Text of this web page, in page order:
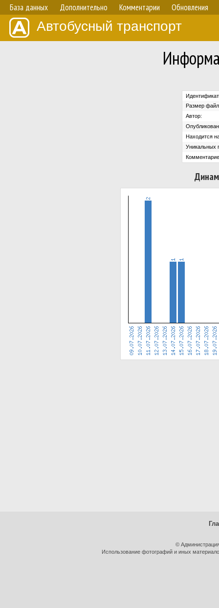
База данных Дополнительно Комментарии Обновления
Автобусный транспорт
Размер
Автор:
Находится
Уникальных
©
Использование фотографий и иных